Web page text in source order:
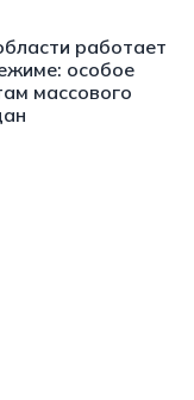
работает
особое
массового